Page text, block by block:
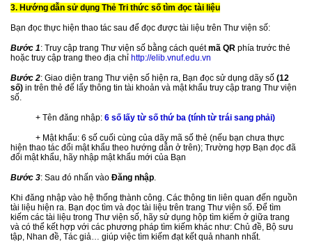
3. Hướng dẫn sử dụng Thẻ Tri thức số tìm đọc tài liệu
Bạn đọc thực hiện thao tác sau để đọc được tài liệu trên Thư viện số:
Bước 1: Truy cập trang Thư viện số bằng cách quétmã QR phía trước thẻ
hoặc truy cập trang theo địa chỉ http://elib.vnuf.edu.vn
Bước 2: Giao diện trang Thư viện số hiện ra, Bạn đọc sử dụng dãy số (12
số) in trên thẻ để lấy thông tin tài khoản và mật khẩu truy cập trang Thư viện
số.
+ Tên đăng nhập: 6 số lấy từ số thứ ba (tính từ trái sang phải)
+ Mật khẩu: 6 số cuối cùng của dãy mã số thẻ (nếu bạn chưa thực
hiện thao tác đổi mật khẩu theo hướng dẫn ở trên); Trường hợp Bạn đọc đã
đổi mật khẩu, hãy nhập mật khẩu mới của Bạn
Bước 3: Sau đó nhấn vào Đăng nhập.
Khi đăng nhập vào hệ thống thành công. Các thông tin liên quan đến nguồn
tài liệu hiện ra. Bạn đọc tìm và đọc tài liệu trên trang Thư viện số. Để tìm
kiếm các tài liệu trong Thư viện số, hãy sử dụng hộp tìm kiếm ở giữa trang
và có thể kết hợp với các phương pháp tìm kiếm khác như: Chủ đề, Bộ sưu
tập, Nhan đề, Tác giả… giúp việc tìm kiếm đạt kết quả nhanh nhất.